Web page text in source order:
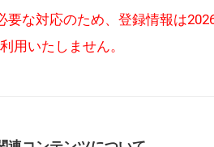
な対応のため、登録情報は
用いたしません。